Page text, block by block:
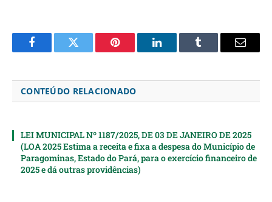
FacebookTwitter Pinterest LinkedInTumblr Email
CONTEÚDO RELACIONADO
LEI MUNICIPAL Nº 1187/2025, DE 03 DE JANEIRO DE 2025
(LOA 2025 Estima a receita e fixa a despesa do Município de
Paragominas, Estado do Pará, para o exercício financeiro de
2025 e dá outras providências)